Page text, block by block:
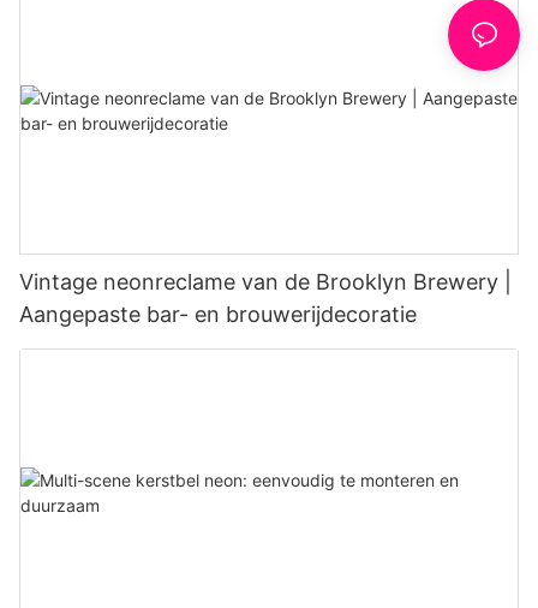
Vintage neonreclame van de Brooklyn Brewery |
Aangepaste bar- en brouwerijdecoratie